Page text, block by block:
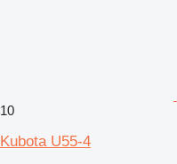
10
Kubota U55-4